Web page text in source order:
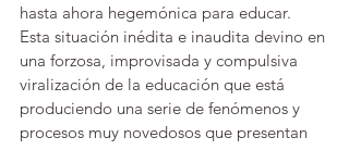
hasta ahora hegemónica para educar.
Esta situación inédita e inaudita devino en
una forzosa, improvisada y compulsiva
viralización de la educación que está
produciendo una serie de fenómenos y
procesos muy novedosos que presentan